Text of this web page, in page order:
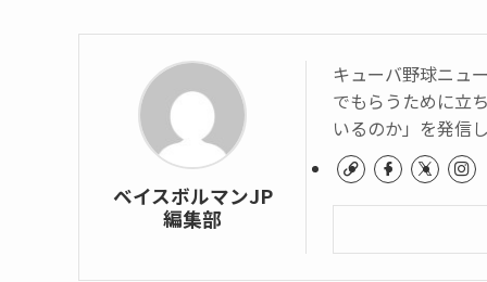
ベイスボルマンJP
編集部
キューバ野球ニュ
でもらうために立
いるのか」を発信